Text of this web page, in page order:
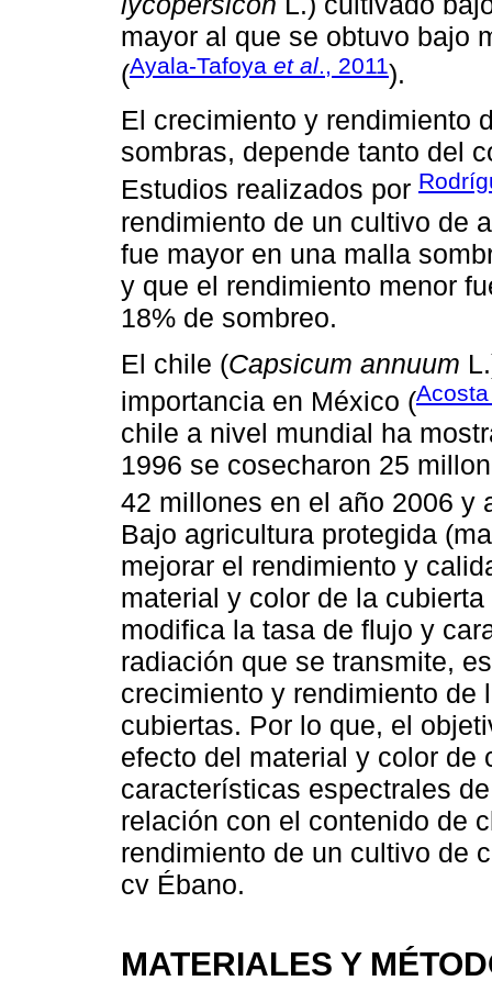
mayor al que se obtuvo bajo
(Ayala-Tafoya et al., 2011).
El crecimiento y rendimiento
sombras, depende tanto del
Estudios realizados por
rendimiento de un cultivo de
fue mayor en una malla
y que el rendimiento menor
18% de sombreo.
El chile (Capsicum annuum
importancia en México (
chile a nivel mundial ha
1996 se cosecharon 25
42 millones en el año 2006 y
Bajo agricultura protegida
mejorar el rendimiento y
material y color de la
modifica la tasa de flujo y
radiación que se transmite,
crecimiento y rendimiento de
cubiertas. Por lo que, el
efecto del material y color de
características espectrales
relación con el contenido de
rendimiento de un cultivo de
cv Ébano.
MATERIALES Y